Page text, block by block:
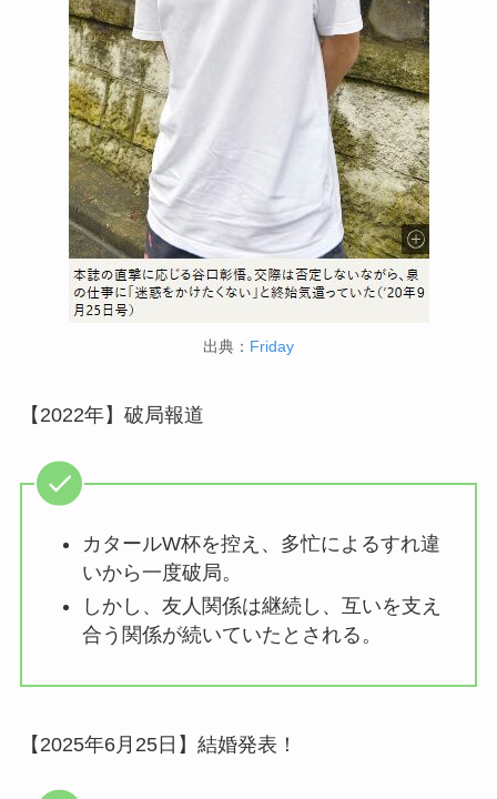
出典： Friday
【2022年】破局報道
カタールW杯を控え、多忙によるすれ違
いから一度破局。
しかし、友人関係は継続し、互いを支え
合う関係が続いていたとされる。
【2025年6月25日】結婚発表！